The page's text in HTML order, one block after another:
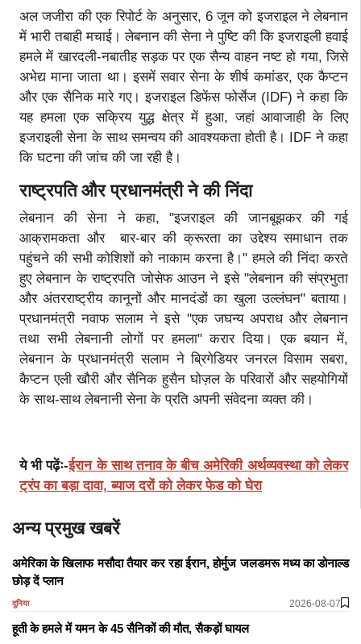
अल जजीरा की एक रिपोर्ट के अनुसार, 6 जून को इजराइल ने लेबनान
में भारी तबाही मचाई। लेबनान की सेना ने पुष्टि की कि इजराइली हवाई
हमले में खारदली-नबातीह सड़क पर एक सैन्य वाहन नष्ट हो गया, जिसे
अभेद्य माना जाता था। इसमें सवार सेना के शीर्ष कमांडर, एक कैप्टन
और एक सैनिक मारे गए। इजराइल डिफेंस फोर्सेज (IDF) ने कहा कि
यह हमला एक सक्रिय युद्ध क्षेत्र में हुआ, जहां आवाजाही के लिए
इजराइली सेना के साथ समन्वय की आवश्यकता होती है। IDF ने कहा
कि घटना की जांच की जा रही है।
राष्ट्रपति और प्रधानमंत्री ने की निंदा
लेबनान की सेना ने कहा, "इजराइल की जानबूझकर की गई
आक्रामकता और बार-बार की क्रूरता का उद्देश्य समाधान तक
पहुंचने की सभी कोशिशों को नाकाम करना है।" हमले की निंदा करते
हुए लेबनान के राष्ट्रपति जोसेफ आउन ने इसे "लेबनान की संप्रभुता
और अंतरराष्ट्रीय कानूनों और मानदंडों का खुला उल्लंघन" बताया।
प्रधानमंत्री नवाफ सलाम ने इसे "एक जघन्य अपराध और लेबनान
तथा सभी लेबनानी लोगों पर हमला" करार दिया। एक बयान में,
लेबनान के प्रधानमंत्री सलाम ने ब्रिगेडियर जनरल विसाम सबरा,
कैप्टन एली खौरी और सैनिक हुसैन घोज़ल के परिवारों और सहयोगियों
के साथ-साथ लेबनानी सेना के प्रति अपनी संवेदना व्यक्त की।
ये भी पढ़ेंः-ईरान के साथ तनाव के बीच अमेरिकी अर्थव्यवस्था को लेकर
ट्रंप का बड़ा दावा, ब्याज दरों को लेकर फेड को घेरा
अन्य प्रमुख खबरें
अमेरिका के खिलाफ मसौदा तैयार कर रहा ईरान, होर्मुज जलडमरू मध्य का डोनाल्ड
छोड़ दें प्लान
दुनिया 2026-08-07
हूती के हमले में यमन के 45 सैनिकों की मौत, सैकड़ों घायल